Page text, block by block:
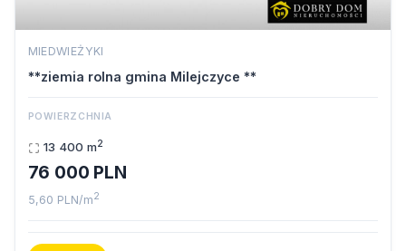
MIEDWIEŻYKI
**ziemia rolna gmina Milejczyce **
POWIERZCHNIA
13 400 m2
76 000 PLN
5,60 PLN/m2